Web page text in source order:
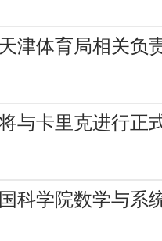
津体育局相关负
与卡里克进行正
科学院数学与系